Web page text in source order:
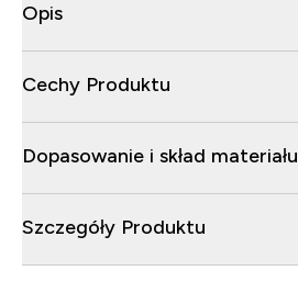
Opis
Cechy Produktu
Dopasowanie i skład materiału
Szczegóły Produktu